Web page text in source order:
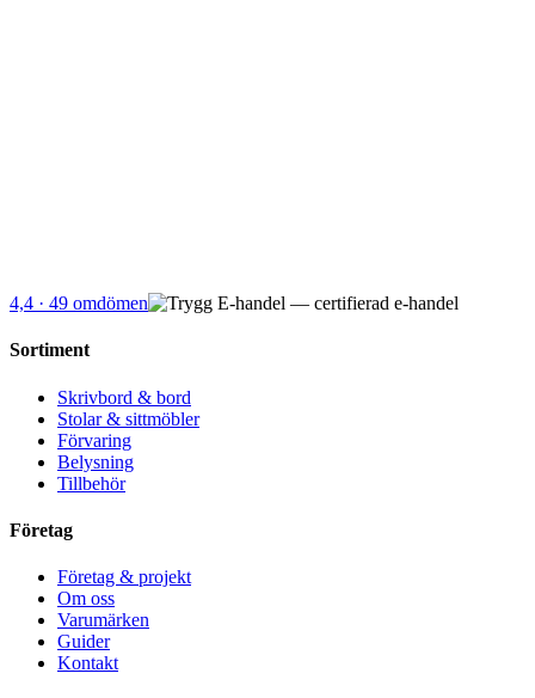
4,4 · 49 omdömen
Sortiment
Skrivbord & bord
Stolar & sittmöbler
Förvaring
Belysning
Tillbehör
Företag
Företag & projekt
Om oss
Varumärken
Guider
Kontakt